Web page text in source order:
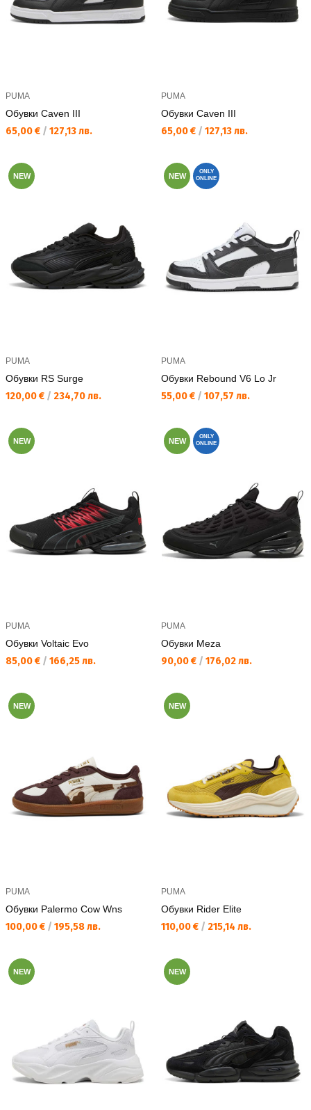
PUMA
Обувки Caven III
Текуща цена:
65,00 € / 127,13 лв.
PUMA
Обувки Caven III
Текуща цена:
65,00 € / 127,13 лв.
NEW
PUMA
Обувки RS Surge
Текуща цена:
120,00 € / 234,70 лв.
NEW
ONLY
ONLINE
PUMA
Обувки Rebound V6 Lo Jr
Текуща цена:
55,00 € / 107,57 лв.
NEW
PUMA
Обувки Voltaic Evo
Текуща цена:
85,00 € / 166,25 лв.
NEW
ONLY
ONLINE
PUMA
Обувки Meza
Текуща цена:
90,00 € / 176,02 лв.
NEW
PUMA
Обувки Palermo Cow Wns
Текуща цена:
100,00 € / 195,58 лв.
NEW
PUMA
Обувки Rider Elite
Текуща цена:
110,00 € / 215,14 лв.
NEW NEW